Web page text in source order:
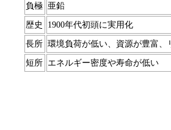
負極 亜鉛
歴史 1900年代初頭に実用化
長所 環境負荷が低い、資源が豊富、
短所 エネルギー密度や寿命が低い